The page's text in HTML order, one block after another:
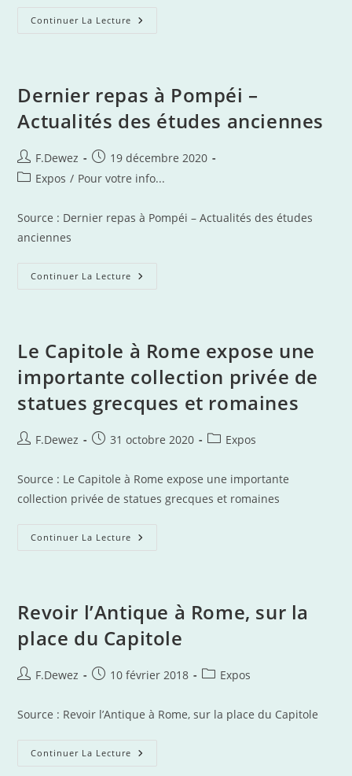
Continuer La Lecture Ciel
Philosophiques
Et
Au
Grand
–
Thot
Cursus
Dernier repas à Pompéi –
Actualités des études anciennes
Auteur/autrice
de
F.Dewez
Publication
publiée :
19 décembre 2020
PostExpos / Pour votre info...
Source : Dernier repas à Pompéi – Actualités des études
anciennes
Continuer La Lecture Dernier
Des
Études
Le Capitole à Rome expose une
importante collection privée de
statues grecques et romaines
Auteur/autrice
la
publication :
F.Dewez
Publication
31 octobre 2020
PostExpos
Source : Le Capitole à Rome expose une importante
collection privée de statues grecques et romaines
Continuer La Lecture Le
Importante
Collection
Privée
De
Statues
Et
Romaines
Revoir l’Antique à Rome, sur la
place du Capitole
Auteur/autrice
la
publication :
F.Dewez
Publication
10 février 2018
PostExpos
Source : Revoir l’Antique à Rome, sur la place du Capitole
Continuer La Lecture Revoir